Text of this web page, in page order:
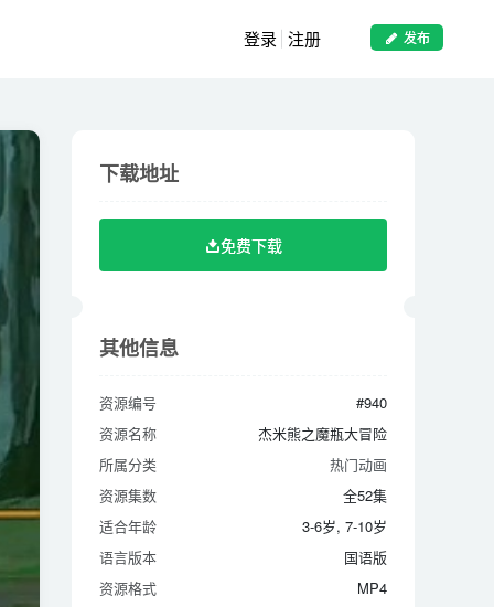
发布
登录 注册
免费下载
资源名称
杰米熊之魔瓶大冒险
所属分类
热门动画
资源集数
全52集
适合年龄
3-6岁, 7-10岁
语言版本
国语版
资源格式
MP4
视频画质
高清
下载地址
免费下载
其他信息
资源编号
#940
资源名称
杰米熊之魔瓶大冒险
所属分类
热门动画
资源集数
全52集
适合年龄
3-6岁, 7-10岁
语言版本
国语版
资源格式
MP4